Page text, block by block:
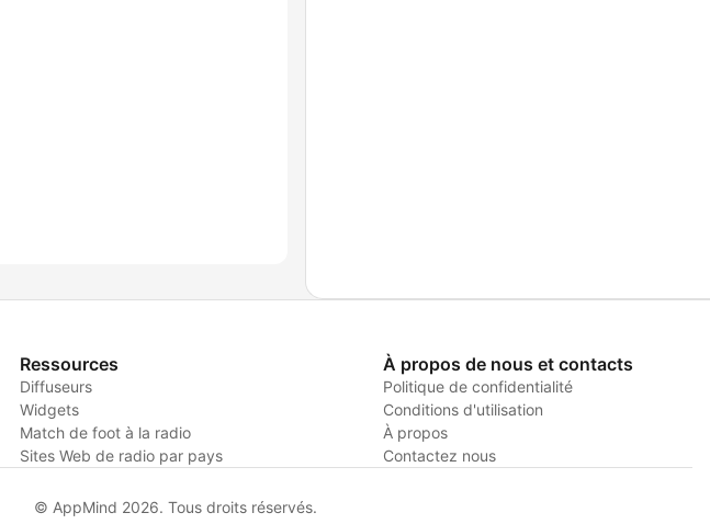
Ressources
Diffuseurs
Widgets
Match de foot à la radio
Sites Web de radio par pays
À propos de nous et contacts
Politique de confidentialité
Conditions d'utilisation
À propos
Contactez nous
© AppMind 2026. Tous droits réservés.